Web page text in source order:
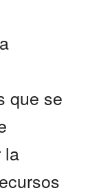
que se
la